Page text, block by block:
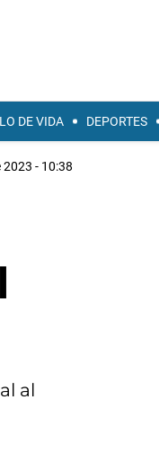
DE VIDA DEPORTES
2023 - 10:38
al